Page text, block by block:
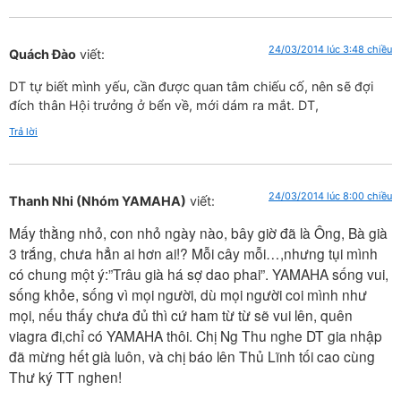
Quách Đào viết: 24/03/2014 lúc 3:48 chiều
DT tự biết mình yếu, cần được quan tâm chiếu cố, nên sẽ đợi
đích thân Hội trưởng ở bển về, mới dám ra mắt. DT,
Trả lời
Thanh Nhi (Nhóm YAMAHA) viết: 24/03/2014 lúc 8:00 chiều
Mấy thằng nhỏ, con nhỏ ngày nào, bây giờ đã là Ông, Bà già
3 trắng, chưa hẳn ai hơn ai!? Mỗi cây mỗi…,nhưng tụi mình
có chung một ý:”Trâu già há sợ dao phai”. YAMAHA sống vui,
sống khỏe, sống vì mọi người, dù mọi người coi mình như
mọi, nếu thấy chưa đủ thì cứ ham từ từ sẽ vui lên, quên
viagra đi,chỉ có YAMAHA thôi. Chị Ng Thu nghe DT gia nhập
đã mừng hết già luôn, và chị báo lên Thủ Lĩnh tối cao cùng
Thư ký TT nghen!